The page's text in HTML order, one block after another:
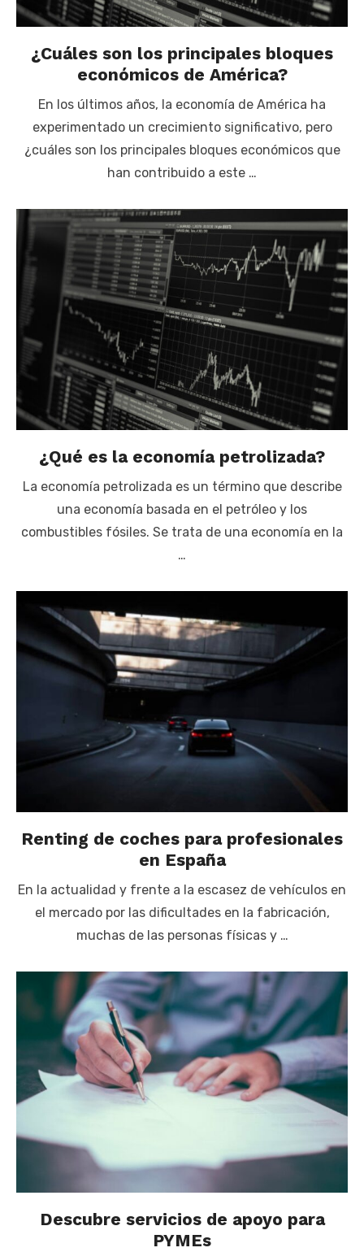
¿Cuáles son los principales bloques
económicos de América?
En los últimos años, la economía de América ha
experimentado un crecimiento significativo, pero
¿cuáles son los principales bloques económicos que
han contribuido a este …
¿Qué es la economía petrolizada?
La economía petrolizada es un término que describe
una economía basada en el petróleo y los
combustibles fósiles. Se trata de una economía en la
…
Renting de coches para profesionales
en España
En la actualidad y frente a la escasez de vehículos en
el mercado por las dificultades en la fabricación,
muchas de las personas físicas y …
Descubre servicios de apoyo para
PYMEs